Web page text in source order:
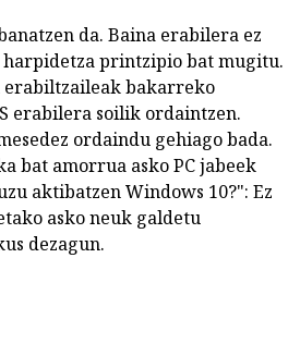
da. Baina erabilera ez
harpidetza printzipio bat mugitu.
erabiltzaileak bakarreko
erabilera soilik ordaintzen.
ordaindu gehiago bada.
bat amorrua asko PC jabeek
aktibatzen Windows 10?": Ez
asko neuk galdetu
dezagun.